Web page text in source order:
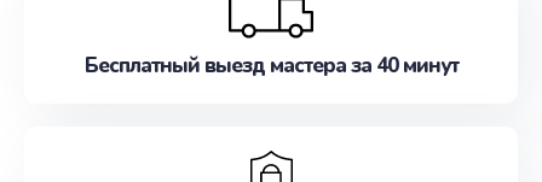
Бесплатный выезд мастера за 40 минут